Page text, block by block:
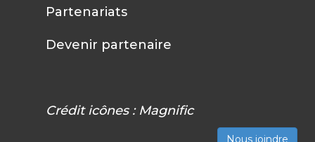
Partenariats
Devenir partenaire
Crédit icônes : Magnific
Nous joindre